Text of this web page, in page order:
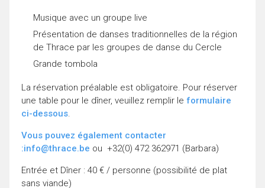
Musique avec un groupe live
Présentation de danses traditionnelles de la région
de Thrace par les groupes de danse du Cercle
Grande tombola
La réservation préalable est obligatoire. Pour réserver
une table pour le dîner, veuillez remplir le formulaire
ci-dessous
Vous pouvez également contacter
:info@thrace.be ou +32(0) 472 362971 (Barbara)
Entrée et Dîner : 40 € / personne (possibilité de plat
sans viande)